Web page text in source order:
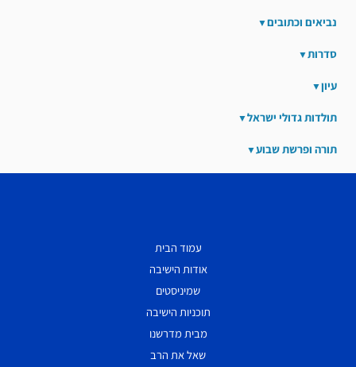
נביאים וכתובים
סדרות
עיון
תולדות גדולי ישראל
תורה ופרשת שבוע
עמוד הבית
אודות הישיבה
שמיניסטים
תוכניות הישיבה
מבית מדרשנו
שאל את הרב